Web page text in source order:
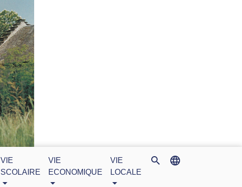
VIE
SCOLAIRE
VIE
ECONOMIQUE
VIE
LOCALE
search language